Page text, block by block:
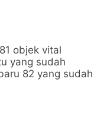
objek vital
yang sudah
82 yang sudah